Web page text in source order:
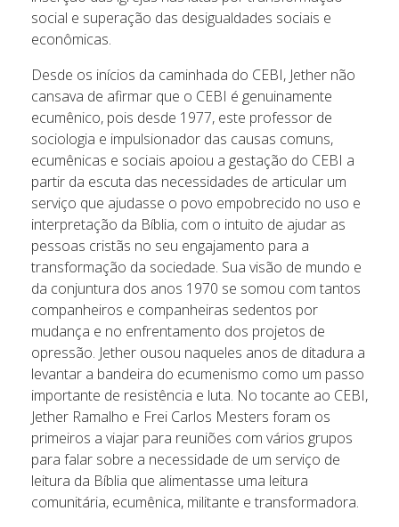
social e superação das desigualdades sociais e
econômicas.
Desde os inícios da caminhada do CEBI, Jether não
cansava de afirmar que o CEBI é genuinamente
ecumênico, pois desde 1977, este professor de
sociologia e impulsionador das causas comuns,
ecumênicas e sociais apoiou a gestação do CEBI a
partir da escuta das necessidades de articular um
serviço que ajudasse o povo empobrecido no uso e
interpretação da Bíblia, com o intuito de ajudar as
pessoas cristãs no seu engajamento para a
transformação da sociedade. Sua visão de mundo e
da conjuntura dos anos 1970 se somou com tantos
companheiros e companheiras sedentos por
mudança e no enfrentamento dos projetos de
opressão. Jether ousou naqueles anos de ditadura a
levantar a bandeira do ecumenismo como um passo
importante de resistência e luta. No tocante ao CEBI,
Jether Ramalho e Frei Carlos Mesters foram os
primeiros a viajar para reuniões com vários grupos
para falar sobre a necessidade de um serviço de
leitura da Bíblia que alimentasse uma leitura
comunitária, ecumênica, militante e transformadora.